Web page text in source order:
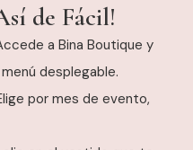
de Fácil!
a Bina Boutique y
desplegable.
por mes de evento,